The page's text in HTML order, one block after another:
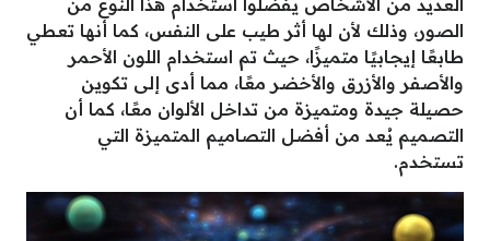
العديد من الأشخاص يفضلوا استخدام هذا النوع من
الصور، وذلك لأن لها أثر طيب على النفس، كما أنها تعطي
طابعًا إيجابيًا متميزًا، حيث تم استخدام اللون الأحمر
والأصفر والأزرق والأخضر معًا، مما أدى إلى تكوين
حصيلة جيدة ومتميزة من تداخل الألوان معًا، كما أن
التصميم يُعد من أفضل التصاميم المتميزة التي
تستخدم.